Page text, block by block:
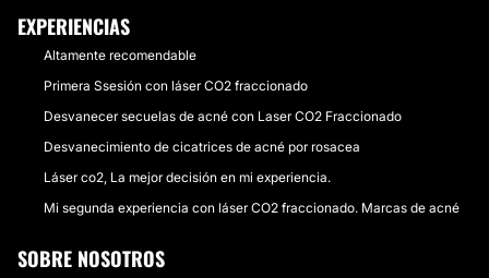
EXPERIENCIAS
Altamente recomendable
Primera Ssesión con láser CO2 fraccionado
Desvanecer secuelas de acné con Laser CO2 Fraccionado
Desvanecimiento de cicatrices de acné por rosacea
Láser co2, La mejor decisión en mi experiencia.
Mi segunda experiencia con láser CO2 fraccionado. Marcas de acné
SOBRE NOSOTROS